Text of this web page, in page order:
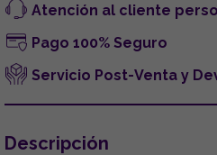
Atención al cliente
Pago 100% Seguro
Servicio Post-Venta y
Descripción